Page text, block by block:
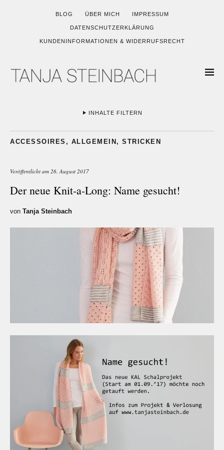
BLOG ÜBER MICH IMPRESSUM
DATENSCHUTZERKLÄRUNG
KUNDENINFORMATIONEN & WIDERRUFSRECHT
INHALTE FILTERN
ACCESSOIRES , ALLGEMEIN , STRICKEN
Veröffentlicht am 26. August 2017
Der neue Knit-a-Long: Name gesucht!
von Tanja Steinbach